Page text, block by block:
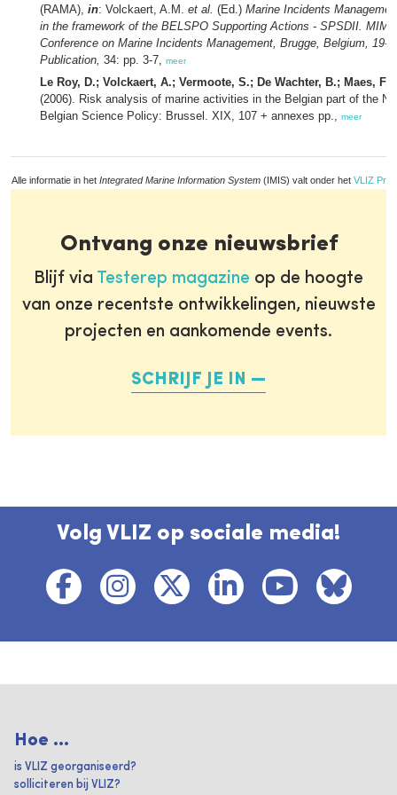
(RAMA), in: Volckaert, A.M. et al. (Ed.) Marine Incidents
in the framework of the BELSPO Supporting Actions - SPSDII.
Conference on Marine Incidents Management, Brugge, Belgium, 19-
Publication, 34: pp. 3-7, meer
Le Roy, D.; Volckaert, A.; Vermoote, S.; De Wachter, B.; Maes,
(2006). Risk analysis of marine activities in the Belgian part of the
Belgian Science Policy: Brussel. XIX, 107 + annexes pp., meer
Alle informatie in het Integrated Marine Information System (IMIS) valt onder het VLIZ
Ontvang onze nieuwsbrief
Blijf via Testerep magazine op de hoogte
van onze recentste ontwikkelingen, nieuwste
projecten en aankomende events.
SCHRIJF JE IN
Volg VLIZ op sociale media!
Hoe ...
is VLIZ georganiseerd?
solliciteren bij VLIZ?